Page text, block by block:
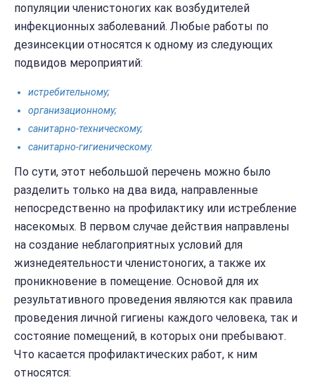
популяции членистоногих как возбудителей
инфекционных заболеваний. Любые работы по
дезинсекции относятся к одному из следующих
подвидов мероприятий:
истребительному;
организационному;
санитарно-техническому;
санитарно-гигиеническому.
По сути, этот небольшой перечень можно было
разделить только на два вида, направленные
непосредственно на профилактику или истребление
насекомых. В первом случае действия направлены
на создание неблагоприятных условий для
жизнедеятельности членистоногих, а также их
проникновение в помещение. Основой для их
результативного проведения являются как правила
проведения личной гигиены каждого человека, так и
состояние помещений, в которых они пребывают.
Что касается профилактических работ, к ним
относятся: